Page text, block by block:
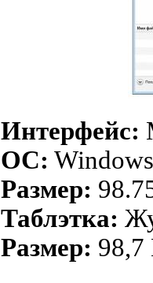
Интерфейс:
OC:
Размер:
Таблэтка:
Размер: 98,7